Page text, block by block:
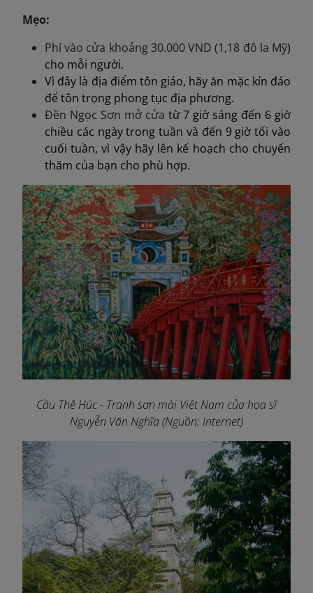
Mẹo:
Phí vào cửa khoảng 30.000 VND (1,18 đô la Mỹ)
cho mỗi người.
Vì đây là địa điểm tôn giáo, hãy ăn mặc kín đáo
để tôn trọng phong tục địa phương.
Đền Ngọc Sơn mở cửa từ 7 giờ sáng đến 6 giờ
chiều các ngày trong tuần và đến 9 giờ tối vào
cuối tuần, vì vậy hãy lên kế hoạch cho chuyến
thăm của bạn cho phù hợp.
Cầu Thê Húc - Tranh sơn mài Việt Nam của họa sĩ
Nguyễn Văn Nghĩa (Nguồn: Internet)